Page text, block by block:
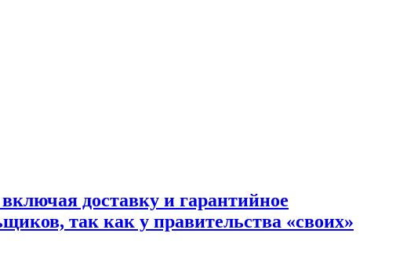
доставку и гарантийное
так как у правительства «своих»